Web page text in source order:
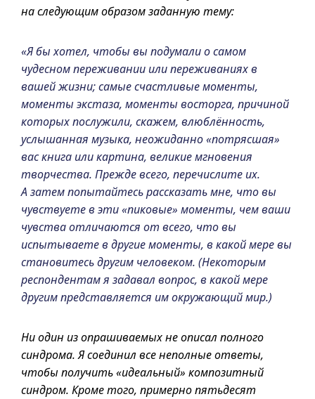
на следующим образом заданную тему:
«Я бы хотел, чтобы вы подумали о самом
чудесном переживании или переживаниях в
вашей жизни; самые счастливые моменты,
моменты экстаза, моменты восторга, причиной
которых послужили, скажем, влюблённость,
услышанная музыка, неожиданно «потрясшая»
вас книга или картина, великие мгновения
творчества. Прежде всего, перечислите их.
А затем попытайтесь рассказать мне, что вы
чувствуете в эти «пиковые» моменты, чем ваши
чувства отличаются от всего, что вы
испытываете в другие моменты, в какой мере вы
становитесь другим человеком. (Некоторым
респондентам я задавал вопрос, в какой мере
другим представляется им окружающий мир.)
Ни один из опрашиваемых не описал полного
синдрома. Я соединил все неполные ответы,
чтобы получить «идеальный» композитный
синдром. Кроме того, примерно пятьдесят